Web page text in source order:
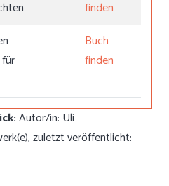
finden
Buch
finden
Autor/in: Uli
zuletzt veröffentlicht: